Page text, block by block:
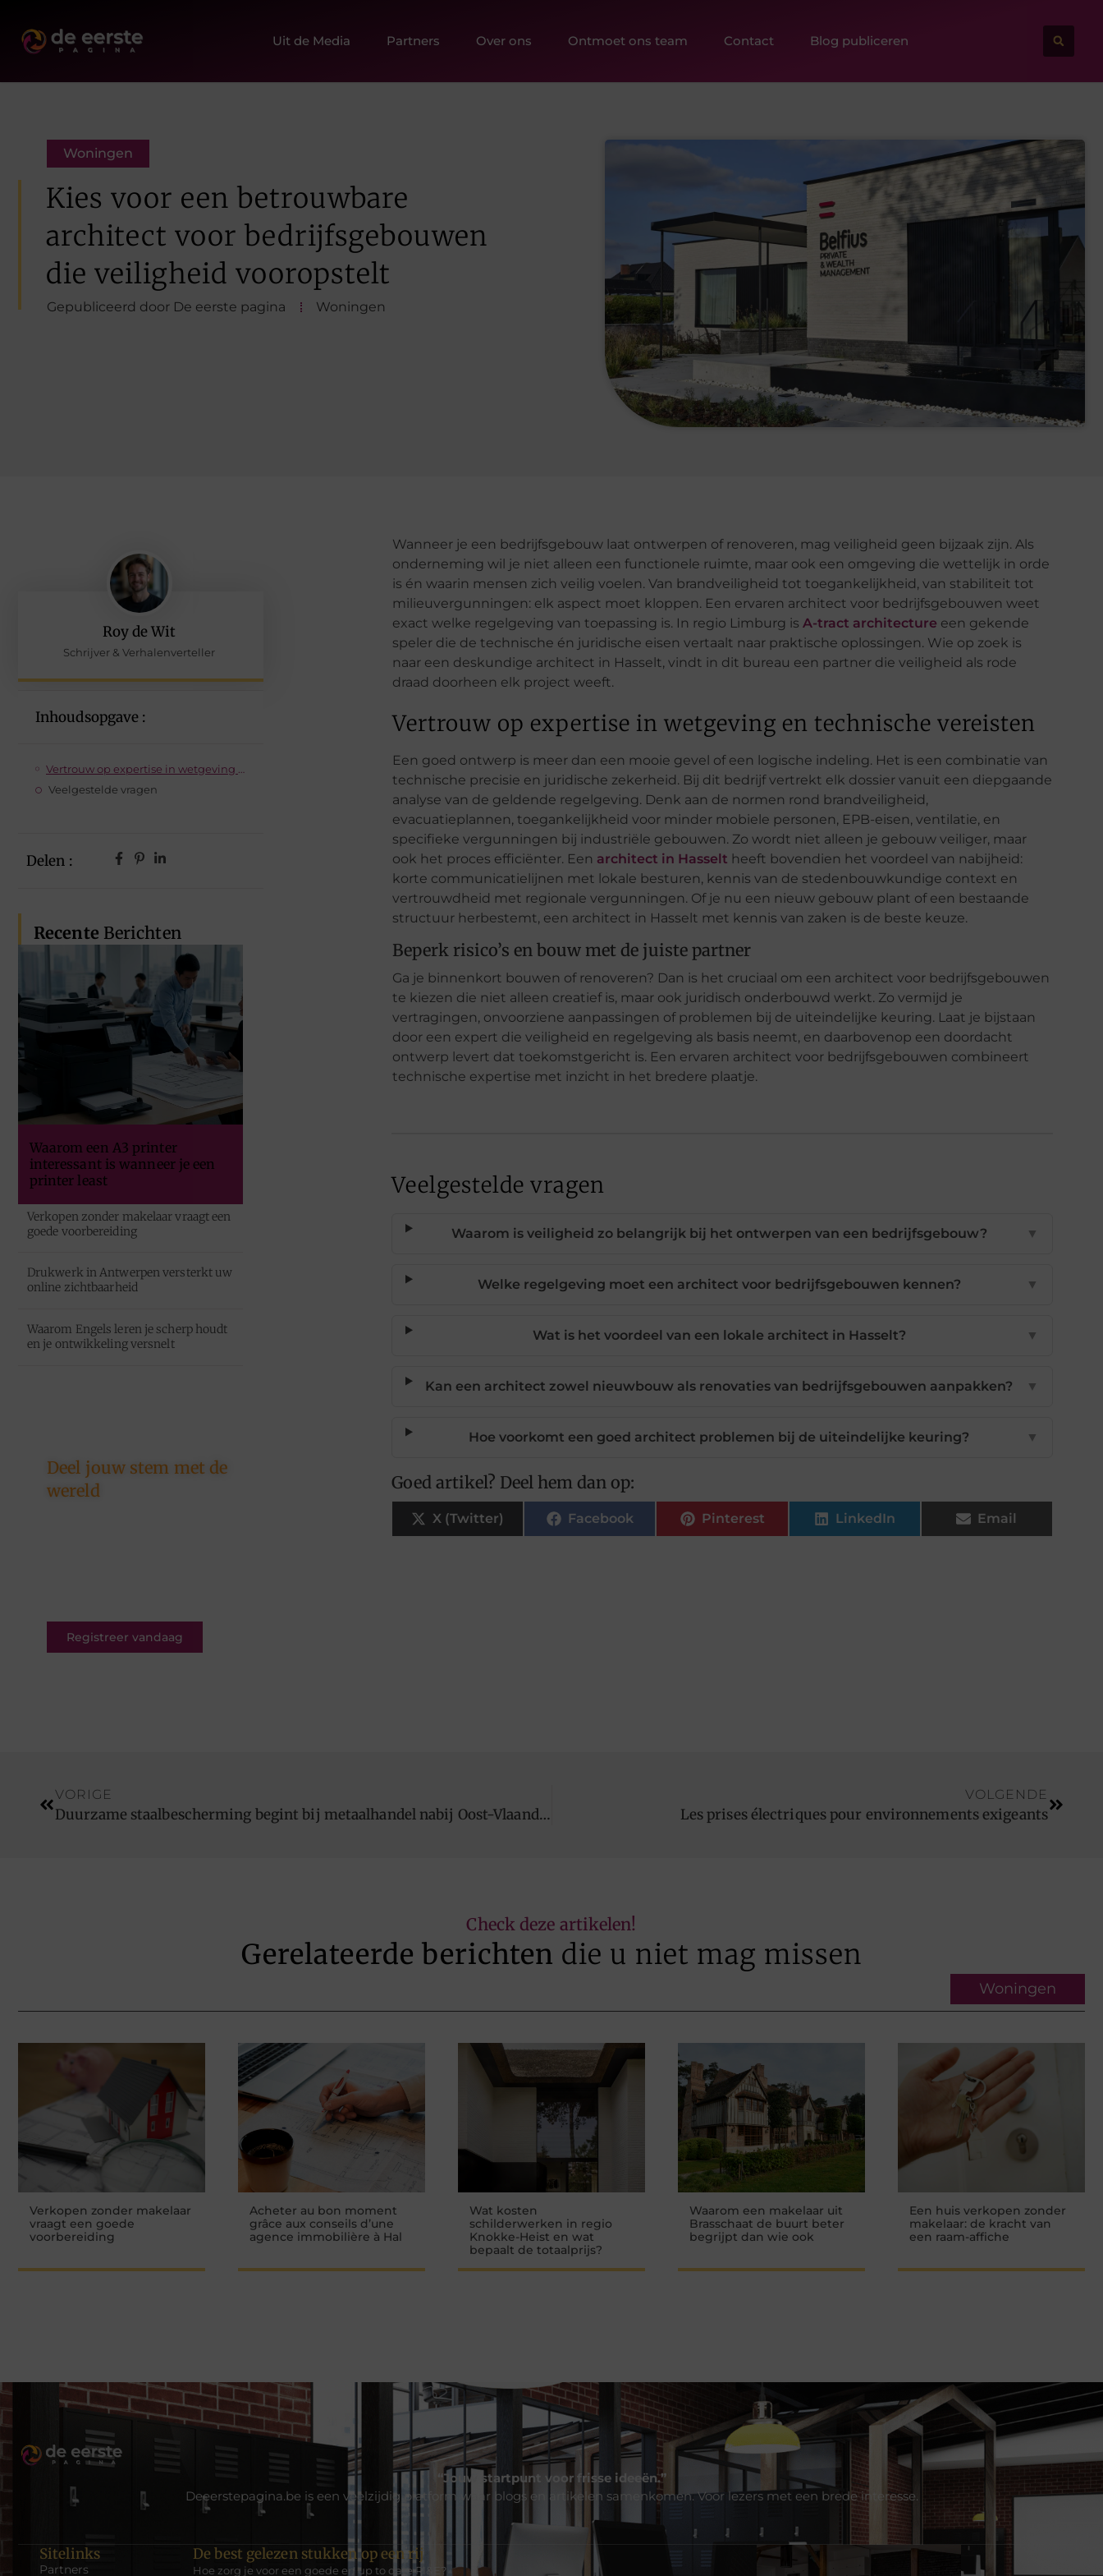
Uit de Media Partners Over ons Ontmoet ons team Contact Blog publiceren
Woningen
Kies voor een betrouwbare
architect voor bedrijfsgebouwen
die veiligheid vooropstelt
Gepubliceerd door De eerste pagina Woningen
Roy de Wit
Schrijver & Verhalenverteller
Inhoudsopgave :
Veelgestelde vragen
Delen :
Recente Berichten
Waarom een A3 printer
interessant is wanneer je een
printer least
Verkopen zonder makelaar vraagt een
goede voorbereiding
Drukwerk in Antwerpen versterkt uw
online zichtbaarheid
Waarom Engels leren je scherp houdt
en je ontwikkeling versnelt
Deel jouw stem met de
wereld
Registreer vandaag
Wanneer je een bedrijfsgebouw laat ontwerpen of renoveren, mag veiligheid geen bijzaak zijn. Als
onderneming wil je niet alleen een functionele ruimte, maar ook een omgeving die wettelijk in orde
is én waarin mensen zich veilig voelen. Van brandveiligheid tot toegankelijkheid, van stabiliteit tot
milieuvergunningen: elk aspect moet kloppen. Een ervaren architect voor bedrijfsgebouwen weet
exact welke regelgeving van toepassing is. In regio Limburg is A-tract architecture een gekende
speler die de technische én juridische eisen vertaalt naar praktische oplossingen. Wie op zoek is
naar een deskundige architect in Hasselt, vindt in dit bureau een partner die veiligheid als rode
draad doorheen elk project weeft.
Vertrouw op expertise in wetgeving en technische vereisten
Een goed ontwerp is meer dan een mooie gevel of een logische indeling. Het is een combinatie van
technische precisie en juridische zekerheid. Bij dit bedrijf vertrekt elk dossier vanuit een diepgaande
analyse van de geldende regelgeving. Denk aan de normen rond brandveiligheid,
evacuatieplannen, toegankelijkheid voor minder mobiele personen, EPB-eisen, ventilatie, en
specifieke vergunningen bij industriële gebouwen. Zo wordt niet alleen je gebouw veiliger, maar
ook het proces efficiënter. Een architect in Hasselt heeft bovendien het voordeel van nabijheid:
korte communicatielijnen met lokale besturen, kennis van de stedenbouwkundige context en
vertrouwdheid met regionale vergunningen. Of je nu een nieuw gebouw plant of een bestaande
structuur herbestemt, een architect in Hasselt met kennis van zaken is de beste keuze.
Beperk risico’s en bouw met de juiste partner
Ga je binnenkort bouwen of renoveren? Dan is het cruciaal om een architect voor bedrijfsgebouwen
te kiezen die niet alleen creatief is, maar ook juridisch onderbouwd werkt. Zo vermijd je
vertragingen, onvoorziene aanpassingen of problemen bij de uiteindelijke keuring. Laat je bijstaan
door een expert die veiligheid en regelgeving als basis neemt, en daarbovenop een doordacht
ontwerp levert dat toekomstgericht is. Een ervaren architect voor bedrijfsgebouwen combineert
technische expertise met inzicht in het bredere plaatje.
Veelgestelde vragen
Waarom is veiligheid zo belangrijk bij het ontwerpen van een bedrijfsgebouw? ▼
Welke regelgeving moet een architect voor bedrijfsgebouwen kennen? ▼
Wat is het voordeel van een lokale architect in Hasselt? ▼
Kan een architect zowel nieuwbouw als renovaties van bedrijfsgebouwen aanpakken? ▼
Hoe voorkomt een goed architect problemen bij de uiteindelijke keuring? ▼
Goed artikel? Deel hem dan op:
X (Twitter) Facebook Pinterest LinkedIn Email
VORIGE
Duurzame staalbescherming begint bij metaalhandel nabij Oost-Vlaanderen
VOLGENDE
Les prises électriques pour environnements exigeants
Check deze artikelen!
Gerelateerde berichten die u niet mag missen
Woningen
Verkopen zonder makelaar
vraagt een goede
voorbereiding
Acheter au bon moment
grâce aux conseils d’une
agence immobilière à Hal
Wat kosten
schilderwerken in regio
Knokke-Heist en wat
bepaalt de totaalprijs?
Waarom een makelaar uit
Brasschaat de buurt beter
begrijpt dan wie ook
Een huis verkopen zonder
makelaar: de kracht van
een raam-affiche
“Jouw startpunt voor frisse ideeën.”
Deeerstepagina.be is een veelzijdig platform waar blogs en artikelen samenkomen. Voor lezers met een brede interesse.
Sitelinks
Partners
De best gelezen stukken op een rij
Hoe zorg je voor een goede en up to date RI&E?